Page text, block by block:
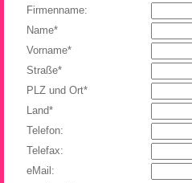
Firmenname:
Name*
Vorname*
Straße*
PLZ und Ort*
Land*
Telefon:
Telefax:
eMail: